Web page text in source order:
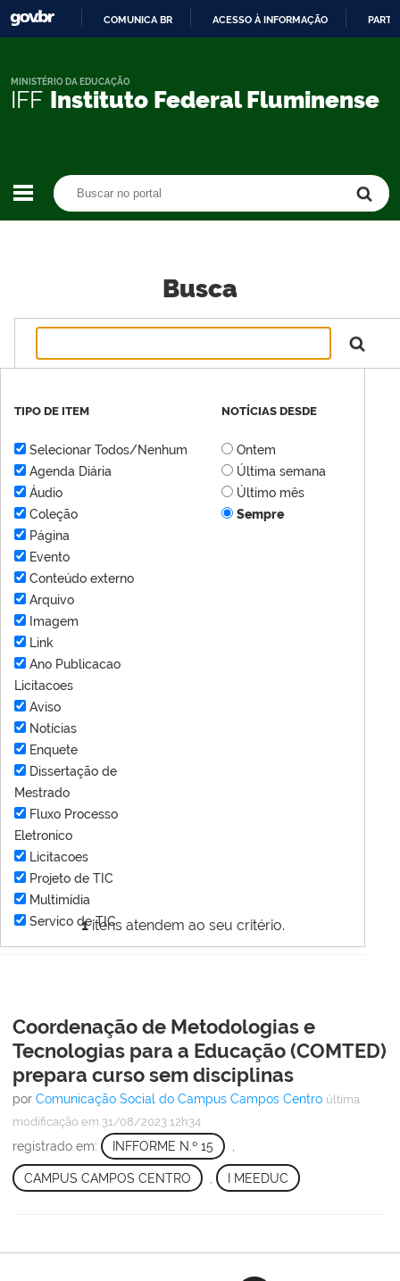
CONTEÚDO
COMUNICA BR ACESSO À INFORMAÇÃO
IFF Instituto Federal Fluminense
MINISTÉRIO DA EDUCAÇÃO
Busca
1itens atendem ao seu critério.
TIPO DE ITEM
Selecionar Todos/Nenhum
Agenda Diária
Áudio
Coleção
Página
Evento
Conteúdo externo
Arquivo
Imagem
Link
Ano Publicacao
Licitacoes
Aviso
Notícias
Enquete
Dissertação de
Mestrado
Fluxo Processo
Eletronico
Licitacoes
Projeto de TIC
Multimídia
Servico de TIC
NOTÍCIAS DESDE
Ontem
Última semana
Último mês
Sempre
Coordenação de Metodologias e
Tecnologias para a Educação (COMTED)
prepara curso sem disciplinas
por Comunicação Social do Campus Campos Centro última
modificação em 31/08/2023 12h34
registrado em: INFFORME N.º 15
CAMPUS CAMPOS CENTRO I MEEDUC